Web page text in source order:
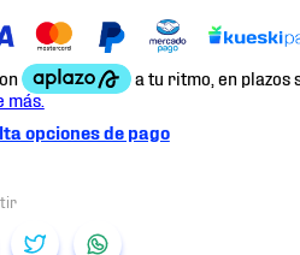
opciones de pago